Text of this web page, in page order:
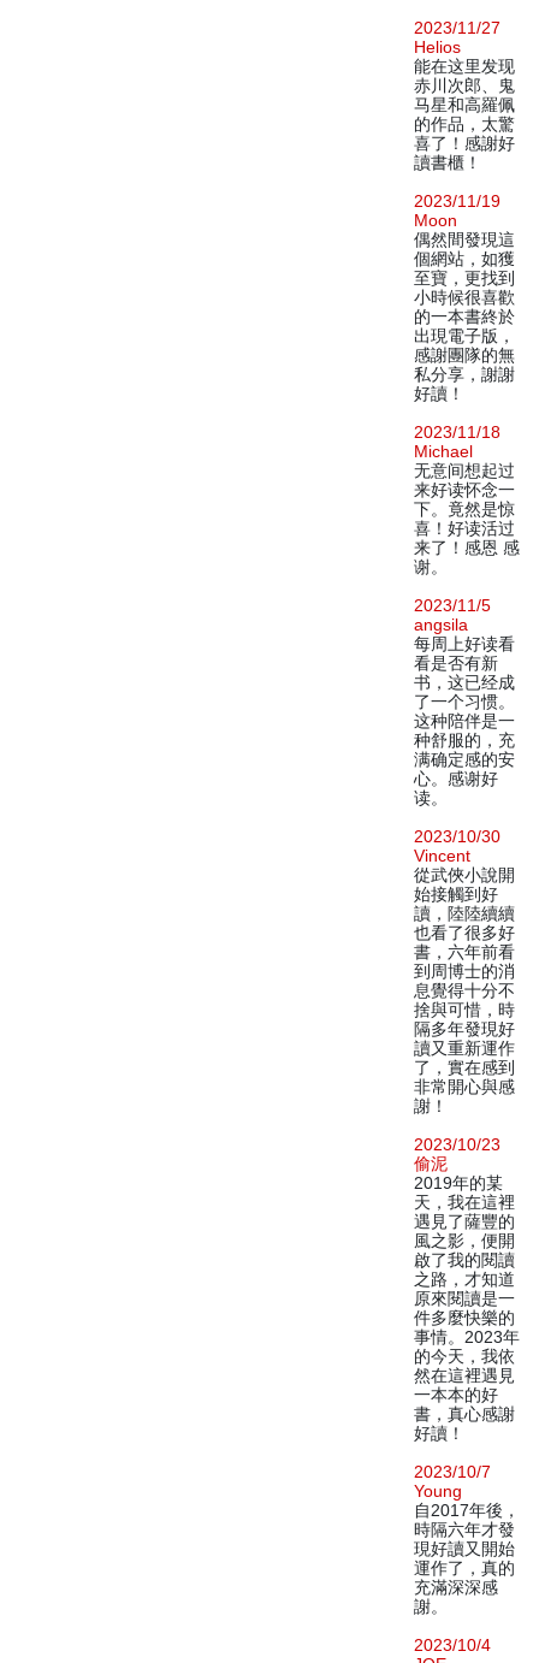
2023/11/27
Helios
能在这里发现
赤川次郎、鬼
马星和高羅佩
的作品，太驚
喜了！感謝好
讀書櫃！
2023/11/19
Moon
偶然間發現這
個網站，如獲
至寶，更找到
小時候很喜歡
的一本書終於
出現電子版，
感謝團隊的無
私分享，謝謝
好讀！
2023/11/18
Michael
无意间想起过
来好读怀念一
下。竟然是惊
喜！好读活过
来了！感恩 感
谢。
2023/11/5
angsila
每周上好读看
看是否有新
书，这已经成
了一个习惯。
这种陪伴是一
种舒服的，充
满确定感的安
心。感谢好
读。
2023/10/30
Vincent
從武俠小說開
始接觸到好
讀，陸陸續續
也看了很多好
書，六年前看
到周博士的消
息覺得十分不
捨與可惜，時
隔多年發現好
讀又重新運作
了，實在感到
非常開心與感
謝！
2023/10/23
偷泥
2019年的某
天，我在這裡
遇見了薩豐的
風之影，便開
啟了我的閱讀
之路，才知道
原來閱讀是一
件多麼快樂的
事情。2023年
的今天，我依
然在這裡遇見
一本本的好
書，真心感謝
好讀！
2023/10/7
Young
自2017年後，
時隔六年才發
現好讀又開始
運作了，真的
充滿深深感
謝。
2023/10/4